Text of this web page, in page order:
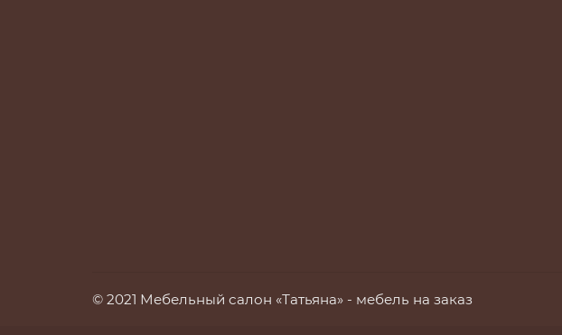
© 2021 Мебельный салон «Татьяна» - мебель на заказ